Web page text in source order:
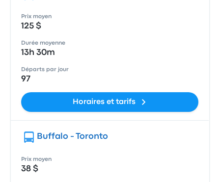
Prix moyen
125 $
Durée moyenne
13h 30m
Départs par jour
97
Horaires et tarifs
Buffalo - Toronto
Prix moyen
38 $